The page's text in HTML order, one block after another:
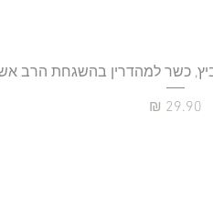
תצוגה מהירה
מחיר